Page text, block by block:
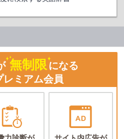
無制限になる
ミアム会員